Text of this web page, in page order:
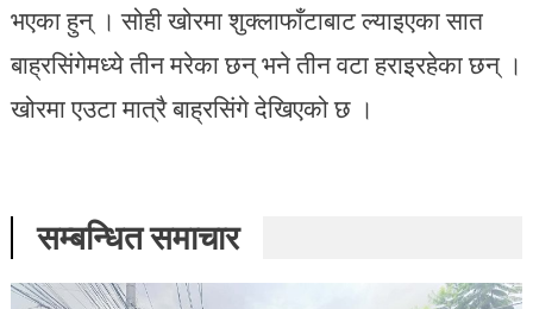
भएका हुन् । सोही खोरमा शुक्लाफाँटाबाट ल्याइएका सात
बाह्रसिंगेमध्ये तीन मरेका छन् भने तीन वटा हराइरहेका छन् ।
खोरमा एउटा मात्रै बाह्रसिंगे देखिएको छ ।
सम्बन्धित समाचार